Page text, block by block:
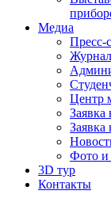
Медиа
Пресс-
Центр
Заявка
Заявка
Фото и
3D тур
Контакты